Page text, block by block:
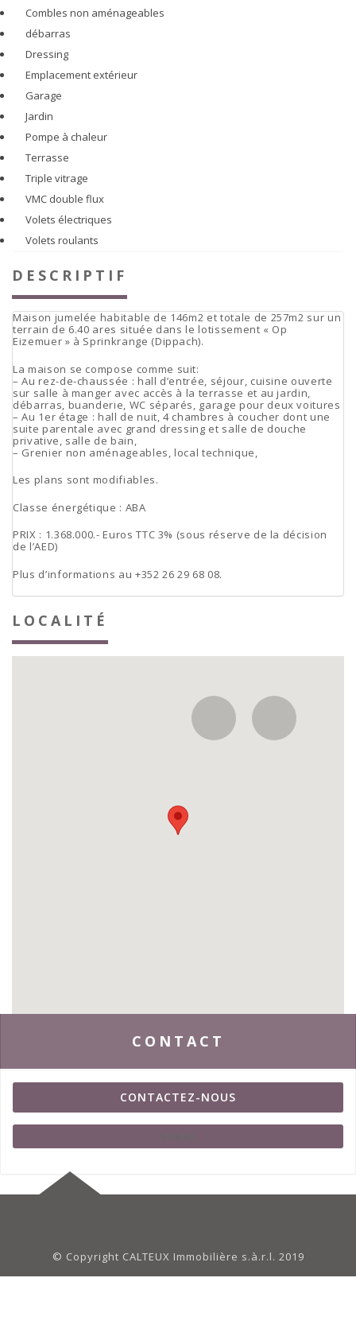
Combles non aménageables
débarras
Dressing
Emplacement extérieur
Garage
Jardin
Pompe à chaleur
Terrasse
Triple vitrage
VMC double flux
Volets électriques
Volets roulants
DESCRIPTIF
Maison jumelée habitable de 146m2 et totale de 257m2 sur un
terrain de 6.40 ares située dans le lotissement « Op
Eizemuer » à Sprinkrange (Dippach).
La maison se compose comme suit:
– Au rez-de-chaussée : hall d’entrée, séjour, cuisine ouverte
sur salle à manger avec accès à la terrasse et au jardin,
débarras, buanderie, WC séparés, garage pour deux voitures
– Au 1er étage : hall de nuit, 4 chambres à coucher dont une
suite parentale avec grand dressing et salle de douche
privative, salle de bain,
– Grenier non aménageables, local technique,
Les plans sont modifiables.
Classe énergétique : ABA
PRIX : 1.368.000.- Euros TTC 3% (sous réserve de la décision
de l’AED)
Plus d’informations au +352 26 29 68 08.
LOCALITÉ
CONTACT
CONTACTEZ-NOUS
© Copyright CALTEUX Immobilière s.à.r.l. 2019